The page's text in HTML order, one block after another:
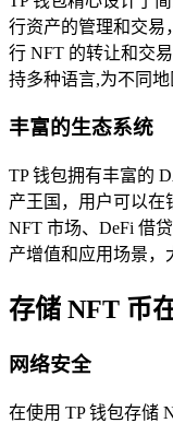
行资产的管理和交易
行 NFT 的转让和交
持多种语言,为不同地
丰富的生态系统
TP 钱包拥有丰富的
产王国，用户可以在
NFT 市场、DeFi 借
产增值和应用场景，
存储 NFT 币
网络安全
在使用 TP 钱包存储